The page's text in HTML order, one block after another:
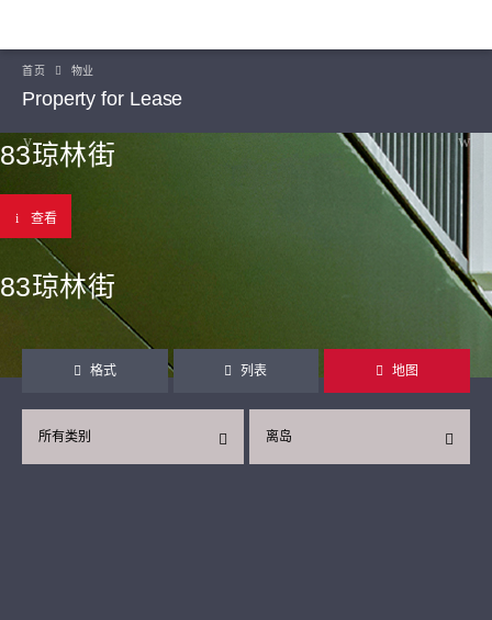
首页 物业
Property for Lease
83琼林街
查看
83琼林街
格式 列表 地图
离岛
所有类别